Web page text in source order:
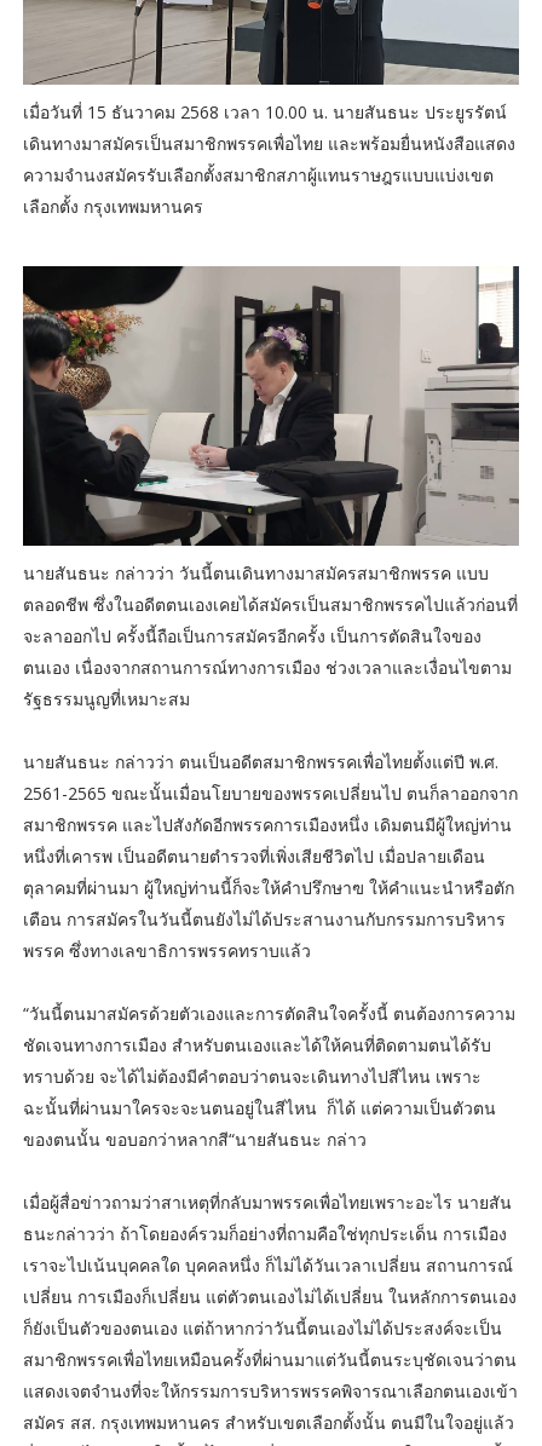
เมื่อวันที่ 15 ธันวาคม 2568 เวลา 10.00 น. นายสันธนะ ประยูรรัตน์
เดินทางมาสมัครเป็นสมาชิกพรรคเพื่อไทย และพร้อมยื่นหนังสือแสดง
ความจำนงสมัครรับเลือกตั้งสมาชิกสภาผู้แทนราษฎรแบบแบ่งเขต
เลือกตั้ง กรุงเทพมหานคร
นายสันธนะ กล่าวว่า วันนี้ตนเดินทางมาสมัครสมาชิกพรรค แบบ
ตลอดชีพ ซึ่งในอดีตตนเองเคยได้สมัครเป็นสมาชิกพรรคไปแล้วก่อนที่
จะลาออกไป ครั้งนี้ถือเป็นการสมัครอีกครั้ง เป็นการตัดสินใจของ
ตนเอง เนื่องจากสถานการณ์ทางการเมือง ช่วงเวลาและเงื่อนไขตาม
รัฐธรรมนูญที่เหมาะสม
นายสันธนะ กล่าวว่า ตนเป็นอดีตสมาชิกพรรคเพื่อไทยตั้งแต่ปี พ.ศ.
2561-2565 ขณะนั้นเมื่อนโยบายของพรรคเปลี่ยนไป ตนก็ลาออกจาก
สมาชิกพรรค และไปสังกัดอีกพรรคการเมืองหนึ่ง เดิมตนมีผู้ใหญ่ท่าน
หนึ่งที่เคารพ เป็นอดีตนายตำรวจที่เพิ่งเสียชีวิตไป เมื่อปลายเดือน
ตุลาคมที่ผ่านมา ผู้ใหญ่ท่านนี้ก็จะให้คำปรึกษาฃ ให้คำแนะนำหรือตัก
เตือน การสมัครในวันนี้ตนยังไม่ได้ประสานงานกับกรรมการบริหาร
พรรค ซึ่งทางเลขาธิการพรรคทราบแล้ว
“วันนี้ตนมาสมัครด้วยตัวเองและการตัดสินใจครั้งนี้ ตนต้องการความ
ชัดเจนทางการเมือง สำหรับตนเองและได้ให้คนที่ติดตามตนได้รับ
ทราบด้วย จะได้ไม่ต้องมีคำตอบว่าตนจะเดินทางไปสีไหน เพราะ
ฉะนั้นที่ผ่านมาใครจะจะนตนอยู่ในสีไหน ก็ได้ แต่ความเป็นตัวตน
ของตนนั้น ขอบอกว่าหลากสี“นายสันธนะ กล่าว
เมื่อผู้สื่อข่าวถามว่าสาเหตุที่กลับมาพรรคเพื่อไทยเพราะอะไร นายสัน
ธนะกล่าวว่า ถ้าโดยองค์รวมก็อย่างที่ถามคือใช่ทุกประเด็น การเมือง
เราจะไปเน้นบุคคลใด บุคคลหนึ่ง ก็ไม่ได้วันเวลาเปลี่ยน สถานการณ์
เปลี่ยน การเมืองก็เปลี่ยน แต่ตัวตนเองไม่ได้เปลี่ยน ในหลักการตนเอง
ก็ยังเป็นตัวของตนเอง แต่ถ้าหากว่าวันนี้ตนเองไม่ได้ประสงค์จะเป็น
สมาชิกพรรคเพื่อไทยเหมือนครั้งที่ผ่านมาแต่วันนี้ตนระบุชัดเจนว่าตน
แสดงเจตจำนงที่จะให้กรรมการบริหารพรรคพิจารณาเลือกตนเองเข้า
สมัคร สส. กรุงเทพมหานคร สำหรับเขตเลือกตั้งนั้น ตนมีในใจอยู่แล้ว